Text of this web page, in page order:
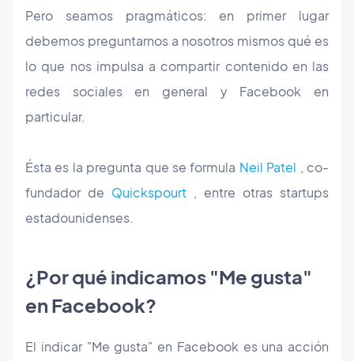
Pero seamos pragmáticos: en primer lugar
debemos preguntarnos a nosotros mismos qué es
lo que nos impulsa a compartir contenido en las
redes sociales en general y Facebook en
particular.
Ésta es la pregunta que se formula Neil Patel , co-
fundador de Quickspourt , entre otras startups
estadounidenses.
¿Por qué indicamos "Me gusta"
en Facebook?
El indicar "Me gusta" en Facebook es una acción